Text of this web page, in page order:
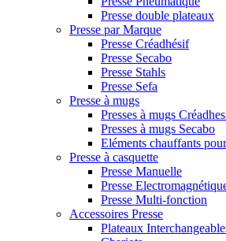
Presse double plateaux
Presse par Marque
Presse Créadhésif
Presse Secabo
Presse Stahls
Presse Sefa
Presse à mugs
Presses à mugs
Presses à mugs Secabo
Eléments chauffants
Presse à casquette
Presse Manuelle
Presse
Presse Multi-fonction
Accessoires Presse
Plateaux